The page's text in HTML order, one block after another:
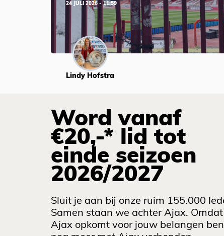
24 JULI 2026 - 11:59
Lindy Hofstra
Word vanaf
€20,-* lid tot
einde seizoen
2026/2027
Sluit je aan bij onze ruim 155.000
Samen staan we achter Ajax. Omdat
Ajax opkomt voor jouw belangen